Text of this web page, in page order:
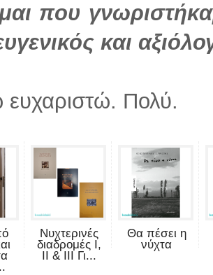
που
και
ευχαριστώ. Πολύ.
Νυχτερινές
διαδρομές Ι,
ΙΙ & ΙΙΙ Γι...
Θα πέσει η
νύχτα